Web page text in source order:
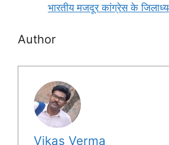
भारतीय मजदूर कांग्रेस के
Author
Vikas Verma